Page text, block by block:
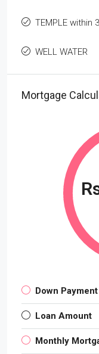
TEMPLE within
WELL WATER
Mortgage
Down Payment
Loan Amount
Monthly